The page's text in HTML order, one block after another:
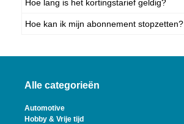
Hoe lang is het kortingstarief geldig?
Hoe kan ik mijn abonnement stopzetten?
Alle categorieën
Automotive
Hobby & Vrije tijd